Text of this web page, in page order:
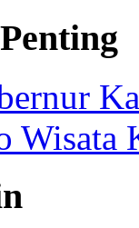
Wisata